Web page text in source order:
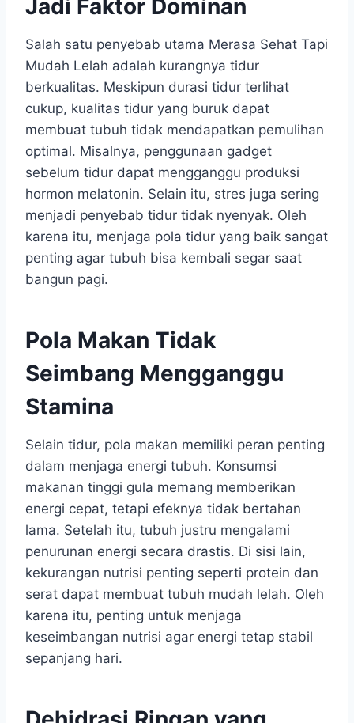
Jadi Faktor Dominan
Salah satu penyebab utama Merasa Sehat Tapi
Mudah Lelah adalah kurangnya tidur
berkualitas. Meskipun durasi tidur terlihat
cukup, kualitas tidur yang buruk dapat
membuat tubuh tidak mendapatkan pemulihan
optimal. Misalnya, penggunaan gadget
sebelum tidur dapat mengganggu produksi
hormon melatonin. Selain itu, stres juga sering
menjadi penyebab tidur tidak nyenyak. Oleh
karena itu, menjaga pola tidur yang baik sangat
penting agar tubuh bisa kembali segar saat
bangun pagi.
Pola Makan Tidak
Seimbang Mengganggu
Stamina
Selain tidur, pola makan memiliki peran penting
dalam menjaga energi tubuh. Konsumsi
makanan tinggi gula memang memberikan
energi cepat, tetapi efeknya tidak bertahan
lama. Setelah itu, tubuh justru mengalami
penurunan energi secara drastis. Di sisi lain,
kekurangan nutrisi penting seperti protein dan
serat dapat membuat tubuh mudah lelah. Oleh
karena itu, penting untuk menjaga
keseimbangan nutrisi agar energi tetap stabil
sepanjang hari.